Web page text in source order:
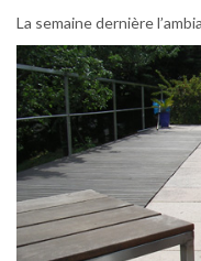
La semaine dernière